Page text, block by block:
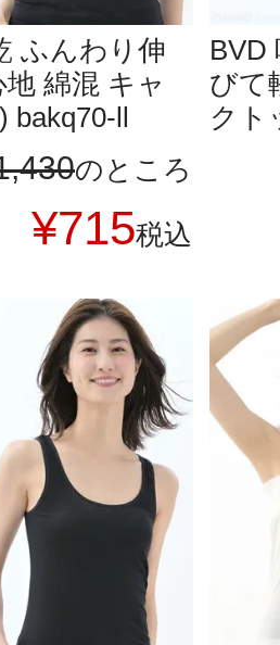
ふんわり伸
綿混 キャ
bakq70-ll
のところ
¥715税込
BVD
びて
クト